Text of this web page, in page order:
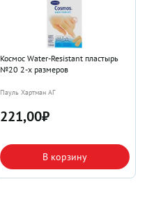
Космос Water-Resistant пластырь
№20 2-х размеров
Пауль Хартман АГ
221,00₽
В корзину